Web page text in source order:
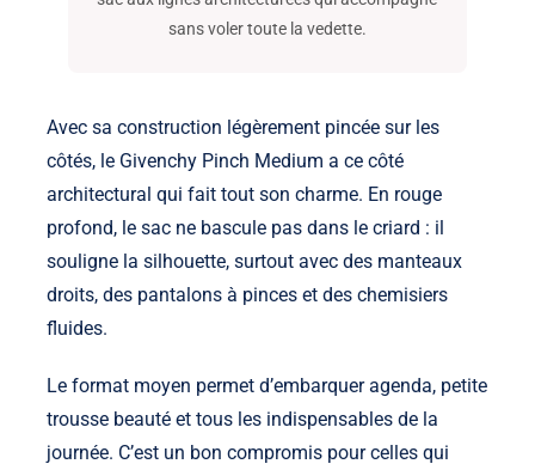
sans voler toute la vedette.
Avec sa construction légèrement pincée sur les
côtés, le Givenchy Pinch Medium a ce côté
architectural qui fait tout son charme. En rouge
profond, le sac ne bascule pas dans le criard : il
souligne la silhouette, surtout avec des manteaux
droits, des pantalons à pinces et des chemisiers
fluides.
Le format moyen permet d’embarquer agenda, petite
trousse beauté et tous les indispensables de la
journée. C’est un bon compromis pour celles qui